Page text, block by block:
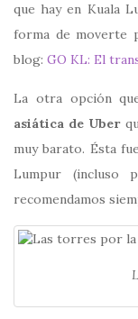
que hay en Kuala
forma de moverte
blog: GO KL: El
La otra opción
asiática de Uber
muy barato. Ésta
Lumpur (incluso
recomendamos